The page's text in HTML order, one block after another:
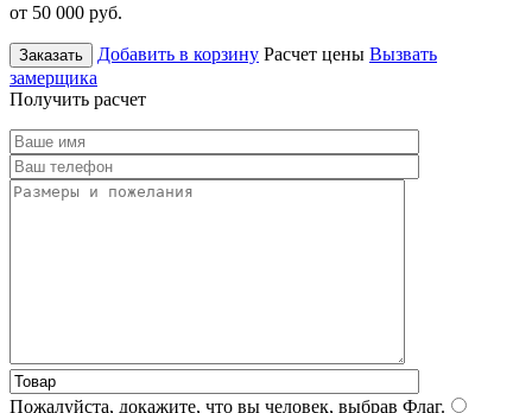
от 50 000 руб.
Заказать Добавить в корзину Расчет цены Вызвать
замерщика
Получить расчет
Пожалуйста, докажите, что вы человек, выбрав Флаг.